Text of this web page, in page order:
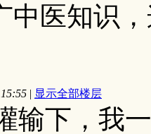
中医知识
| 显示全部楼层
输下，我